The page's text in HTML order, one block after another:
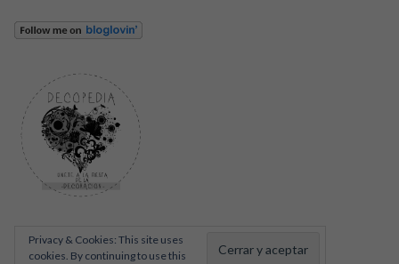
Privacy & Cookies: This site uses
cookies. By continuing to use this